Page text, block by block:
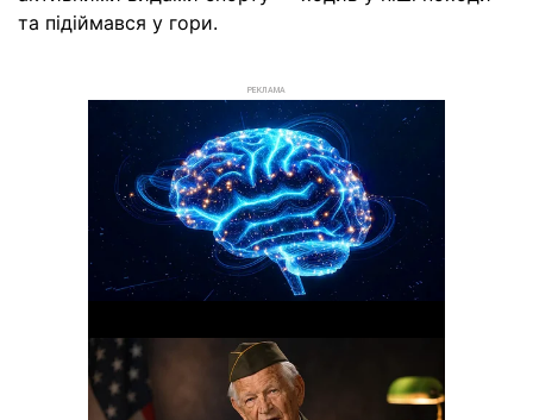
та підіймався у гори.
РЕКЛАМА